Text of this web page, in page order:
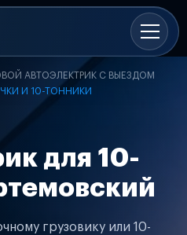
АВТОЭЛЕКТРИК С ВЫЕЗДОМ
И 10-ТОННИКИ
для 10-
грузовику или 10-